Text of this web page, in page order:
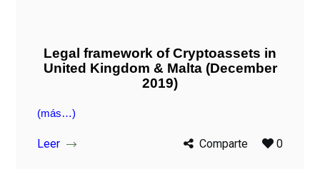
Legal framework of Cryptoassets in
United Kingdom & Malta (December
2019)
(más…)
Leer Comparte 0